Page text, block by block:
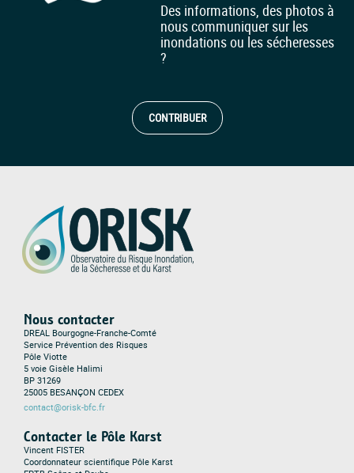
Des informations, des photos à
nous communiquer sur les
inondations ou les sécheresses
?
CONTRIBUER
Nous contacter
DREAL Bourgogne-Franche-Comté
Service Prévention des Risques
Pôle Viotte
5 voie Gisèle Halimi
BP 31269
25005 BESANÇON CEDEX
contact@orisk-bfc.fr
Contacter le Pôle Karst
Vincent FISTER
Coordonnateur scientifique Pôle Karst